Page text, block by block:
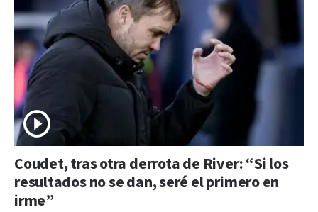
Coudet, tras otra derrota de River: “Si los
resultados no se dan, seré el primero en
irme”